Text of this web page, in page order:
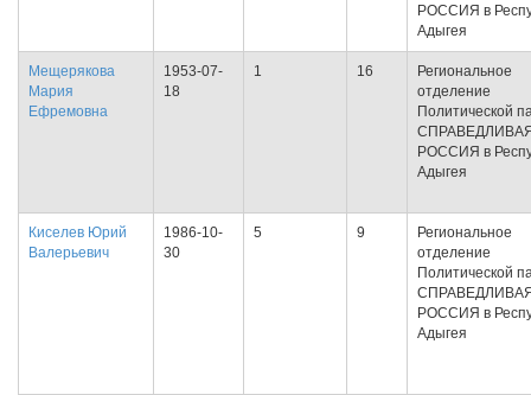
РОССИЯ в
Адыгея
Мещерякова
Мария
Ефремовна
1953-07-
18
1 16
Региональное
отделение
Политической
РОССИЯ в
Адыгея
Киселев Юрий
Валерьевич
1986-10-
30
5 9
Региональное
отделение
Политической
РОССИЯ в
Адыгея